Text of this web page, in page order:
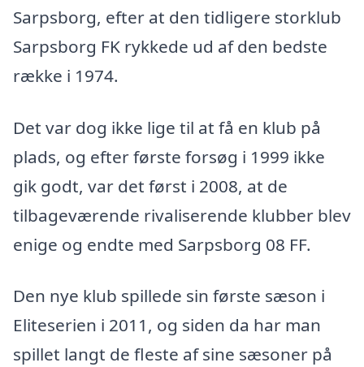
Sarpsborg, efter at den tidligere storklub
Sarpsborg FK rykkede ud af den bedste
række i 1974.
Det var dog ikke lige til at få en klub på
plads, og efter første forsøg i 1999 ikke
gik godt, var det først i 2008, at de
tilbageværende rivaliserende klubber blev
enige og endte med Sarpsborg 08 FF.
Den nye klub spillede sin første sæson i
Eliteserien i 2011, og siden da har man
spillet langt de fleste af sine sæsoner på